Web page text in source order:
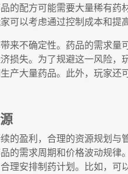
的配方可能需要大量稀有药
可以考虑通过控制成本和提
来不确定性。药品的需求量
损失。为了规避这一风险，
产大量药品。此外，玩家还
的盈利，合理的资源规划与
的需求周期和价格波动规律
理安排制药计划。比如，可